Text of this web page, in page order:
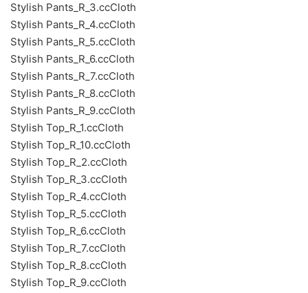
Stylish Pants_R_3.ccCloth
Stylish Pants_R_4.ccCloth
Stylish Pants_R_5.ccCloth
Stylish Pants_R_6.ccCloth
Stylish Pants_R_7.ccCloth
Stylish Pants_R_8.ccCloth
Stylish Pants_R_9.ccCloth
Stylish Top_R_1.ccCloth
Stylish Top_R_10.ccCloth
Stylish Top_R_2.ccCloth
Stylish Top_R_3.ccCloth
Stylish Top_R_4.ccCloth
Stylish Top_R_5.ccCloth
Stylish Top_R_6.ccCloth
Stylish Top_R_7.ccCloth
Stylish Top_R_8.ccCloth
Stylish Top_R_9.ccCloth